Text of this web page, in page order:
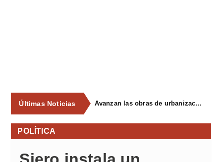
Últimas Noticias Avanzan las obras de urbanización del parque de La Reconquista, en los terrenos del antiguo matadero de Pola de Siero
POLÍTICA